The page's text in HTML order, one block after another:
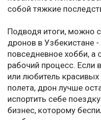
собой тяжкие
Подводя итоги, можно
дронов в Узбекистане
повседневное хобби, а
рабочий процесс.
или любитель
полета, дрон лучше
испортить себе
бизнес, которому